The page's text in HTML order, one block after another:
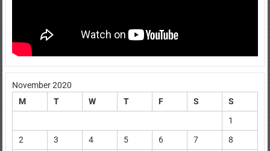
November 2020
M
T W T F S
S
1
2
3 4 5 6 7 8